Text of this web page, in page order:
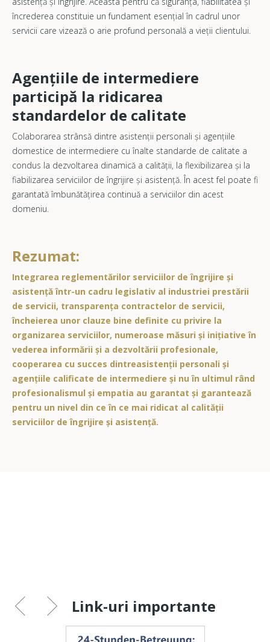
încrederea constituie un fundament esențial în cadrul unor
servicii care vizează o arie profund personală a vieții clientului.
Agențiile de intermediere
participă la ridicarea
standardelor de calitate
Colaborarea strânsă dintre asistenții personali și agențiile
domestice de intermediere cu înalte standarde de calitate a
condus la dezvoltarea dinamică a calității, la flexibilizarea și la
fiabilizarea serviciilor de îngrijire și asistență. În acest fel poate fi
garantată îmbunătățirea continuă a serviciilor din acest
domeniu.
Rezumat:
Integrarea reglementărilor serviciilor de îngrijire și
asistență într-un cadru legislativ al industriei prestării
de servicii, transparența contractelor de servicii,
încheierea unor clauze bine definite cu privire la
organizarea serviciilor, numeroase măsuri și inițiative în
vederea informării și a dezvoltării profesionale,
cooperarea cu succes dintreasistenții personali și
agențiile calificate de intermediere și nu în ultimul rând
profesionalismul și empatia au garantat și garantează
pentru un nivel din ce în ce mai ridicat al calității
serviciilor de îngrijire și asistență.
Link-uri importante